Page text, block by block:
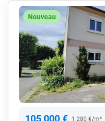
Nouveau
105 000 € 1 280 €/m²